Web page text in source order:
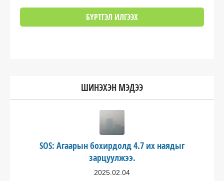
ШИНЭХЭН МЭДЭЭ
SOS: Агаарын бохирдолд 4.7 их наядыг
зарцуулжээ.
2025.02.04